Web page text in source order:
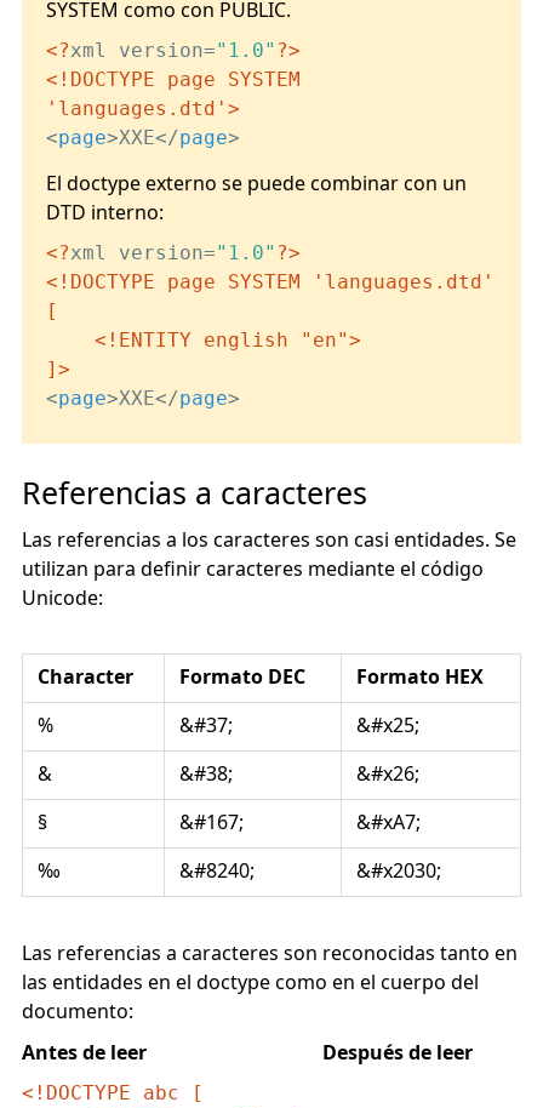
SYSTEM como con PUBLIC.
<?xml version="1.0" ?>
<!DOCTYPE page SYSTEM
'languages.dtd'>
<page>XXE</page>
El doctype externo se puede combinar con un
DTD interno:
<?xml version="1.0" ?>
<!DOCTYPE page SYSTEM 'languages.dtd'
[
<!ENTITY english "en">
]>
<page>XXE</page>
Referencias a caracteres
Las referencias a los caracteres son casi entidades. Se
utilizan para definir caracteres mediante el código
Unicode:
Character Formato DEC
Formato HEX
%
&#37;
&#x25;
&
&#38;
&#x26;
§
&#167;
&#xA7;
‰
&#8240; &#x2030;
Las referencias a caracteres son reconocidas tanto en
las entidades en el doctype como en el cuerpo del
documento:
Antes de leer
Después de leer
<!DOCTYPE abc [